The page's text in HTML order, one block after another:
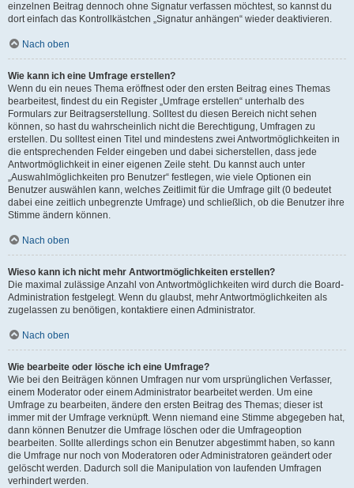
einzelnen Beitrag dennoch ohne Signatur verfassen möchtest, so kannst du
dort einfach das Kontrollkästchen „Signatur anhängen“ wieder deaktivieren.
Nach oben
Wie kann ich eine Umfrage erstellen?
Wenn du ein neues Thema eröffnest oder den ersten Beitrag eines Themas
bearbeitest, findest du ein Register „Umfrage erstellen“ unterhalb des
Formulars zur Beitragserstellung. Solltest du diesen Bereich nicht sehen
können, so hast du wahrscheinlich nicht die Berechtigung, Umfragen zu
erstellen. Du solltest einen Titel und mindestens zwei Antwortmöglichkeiten in
die entsprechenden Felder eingeben und dabei sicherstellen, dass jede
Antwortmöglichkeit in einer eigenen Zeile steht. Du kannst auch unter
„Auswahlmöglichkeiten pro Benutzer“ festlegen, wie viele Optionen ein
Benutzer auswählen kann, welches Zeitlimit für die Umfrage gilt (0 bedeutet
dabei eine zeitlich unbegrenzte Umfrage) und schließlich, ob die Benutzer ihre
Stimme ändern können.
Nach oben
Wieso kann ich nicht mehr Antwortmöglichkeiten erstellen?
Die maximal zulässige Anzahl von Antwortmöglichkeiten wird durch die Board-
Administration festgelegt. Wenn du glaubst, mehr Antwortmöglichkeiten als
zugelassen zu benötigen, kontaktiere einen Administrator.
Nach oben
Wie bearbeite oder lösche ich eine Umfrage?
Wie bei den Beiträgen können Umfragen nur vom ursprünglichen Verfasser,
einem Moderator oder einem Administrator bearbeitet werden. Um eine
Umfrage zu bearbeiten, ändere den ersten Beitrag des Themas; dieser ist
immer mit der Umfrage verknüpft. Wenn niemand eine Stimme abgegeben hat,
dann können Benutzer die Umfrage löschen oder die Umfrageoption
bearbeiten. Sollte allerdings schon ein Benutzer abgestimmt haben, so kann
die Umfrage nur noch von Moderatoren oder Administratoren geändert oder
gelöscht werden. Dadurch soll die Manipulation von laufenden Umfragen
verhindert werden.